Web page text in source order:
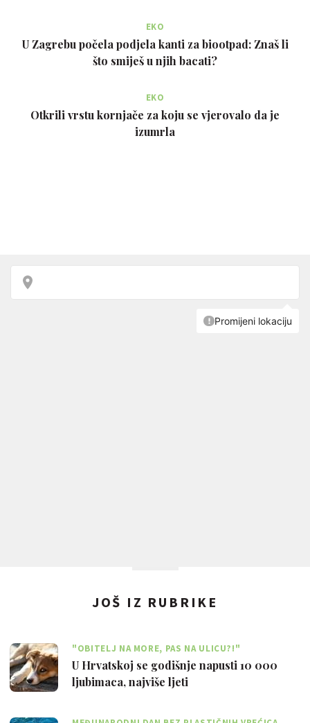
EKO
U Zagrebu počela podjela kanti za biootpad: Znaš li
što smiješ u njih bacati?
EKO
Otkrili vrstu kornjače za koju se vjerovalo da je
izumrla
JOŠ IZ RUBRIKE
"OBITELJ NA MORE, PAS NA ULICU?!"
U Hrvatskoj se godišnje napusti 10 000
ljubimaca, najviše ljeti